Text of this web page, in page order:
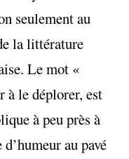
seulement au
la littérature
Le mot «
à le déplorer, est
à peu près à
au pavé